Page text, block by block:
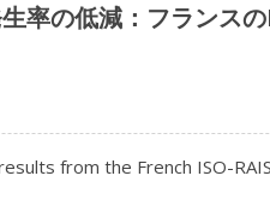
率の低減：フランス
from the French ISO-